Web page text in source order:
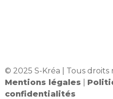
© 2025 S-Kréa | Tous droits
Mentions légales
confidentialités